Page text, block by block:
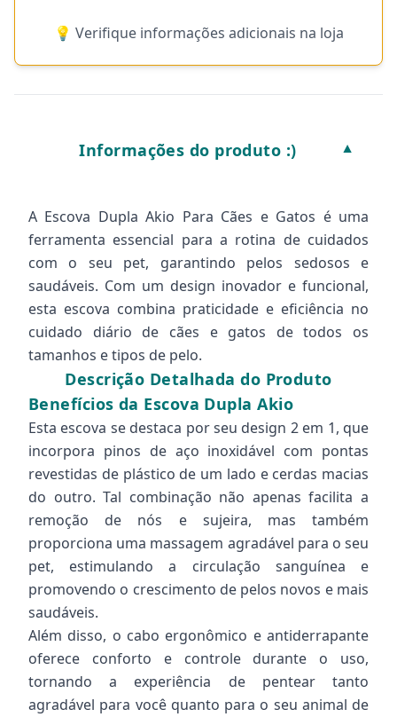
💡 Verifique informações adicionais na loja
Informações do produto :) ▼
A Escova Dupla Akio Para Cães e Gatos é uma
ferramenta essencial para a rotina de cuidados
com o seu pet, garantindo pelos sedosos e
saudáveis. Com um design inovador e funcional,
esta escova combina praticidade e eficiência no
cuidado diário de cães e gatos de todos os
tamanhos e tipos de pelo.
Descrição Detalhada do Produto
Benefícios da Escova Dupla Akio
Esta escova se destaca por seu design 2 em 1, que
incorpora pinos de aço inoxidável com pontas
revestidas de plástico de um lado e cerdas macias
do outro. Tal combinação não apenas facilita a
remoção de nós e sujeira, mas também
proporciona uma massagem agradável para o seu
pet, estimulando a circulação sanguínea e
promovendo o crescimento de pelos novos e mais
saudáveis.
Além disso, o cabo ergonômico e antiderrapante
oferece conforto e controle durante o uso,
tornando a experiência de pentear tanto
agradável para você quanto para o seu animal de